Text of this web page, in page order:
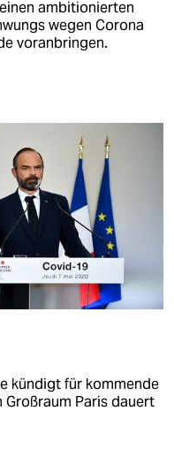
ambitionierten
wegen Corona
voranbringen.
kündigt für kommende
Großraum Paris dauert